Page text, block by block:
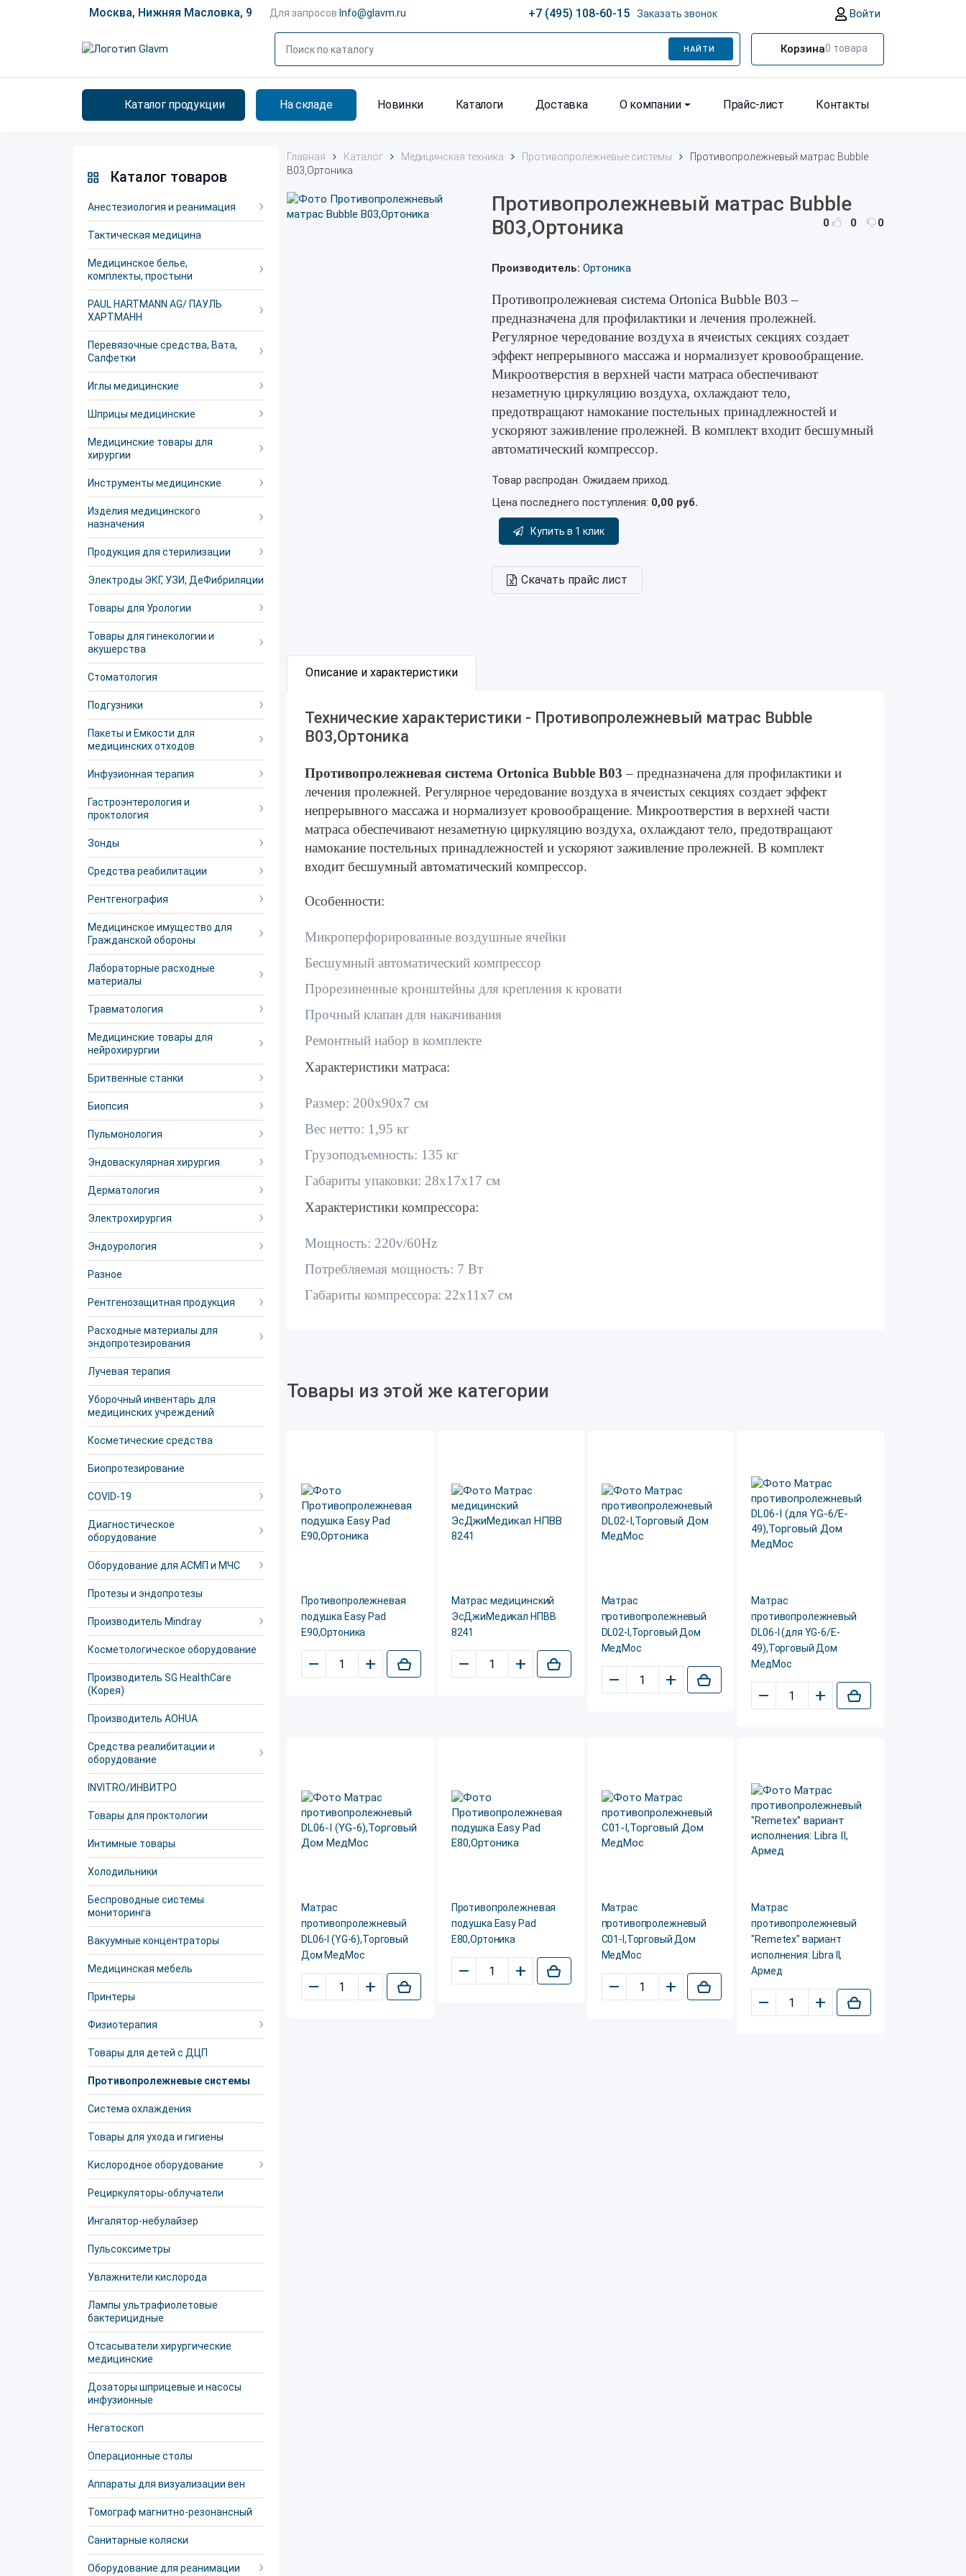
Москва, Нижняя Масловка, 9 Для запросов Info@glavm.ru +7 (495) 108-60-15 Заказать звонок Войти
НАЙТИ Корзина0 товара
Каталог продукции На складе Новинки Каталоги Доставка О компании Прайс-лист Контакты
Каталог товаров
Анестезиология и реанимация
Тактическая медицина
Медицинское белье,
комплекты, простыни
PAUL HARTMANN AG/ ПАУЛЬ
ХАРТМАНН
Перевязочные средства, Вата,
Салфетки
Иглы медицинские
Шприцы медицинские
Медицинские товары для
хирургии
Инструменты медицинские
Изделия медицинского
назначения
Продукция для стерилизации
Электроды ЭКГ, УЗИ, ДеФибриляции
Товары для Урологии
Товары для гинекологии и
акушерства
Стоматология
Подгузники
Пакеты и Емкости для
медицинских отходов
Инфузионная терапия
Гастроэнтерология и
проктология
Зонды
Средства реабилитации
Рентгенография
Медицинское имущество для
Гражданской обороны
Лабораторные расходные
материалы
Травматология
Медицинские товары для
нейрохирургии
Бритвенные станки
Биопсия
Пульмонология
Эндоваскулярная хирургия
Дерматология
Электрохирургия
Эндоурология
Разное
Рентгенозащитная продукция
Расходные материалы для
эндопротезирования
Лучевая терапия
Уборочный инвентарь для
медицинских учреждений
Косметические средства
Биопротезирование
COVID-19
Диагностическое
оборудование
Оборудование для АСМП и МЧС
Протезы и эндопротезы
Производитель Mindray
Косметологическое оборудование
Производитель SG HealthCare
(Корея)
Производитель AOHUA
Средства реалибитации и
оборудование
INVITRO/ИНВИТРО
Товары для проктологии
Интимные товары
Холодильники
Беспроводные системы
мониторинга
Вакуумные концентраторы
Медицинская мебель
Принтеры
Физиотерапия
Товары для детей с ДЦП
Противопролежневые системы
Система охлаждения
Товары для ухода и гигиены
Кислородное оборудование
Рециркуляторы-облучатели
Ингалятор-небулайзер
Пульсоксиметры
Увлажнители кислорода
Лампы ультрафиолетовые
бактерицидные
Отсасыватели хирургические
медицинские
Дозаторы шприцевые и насосы
инфузионные
Негатоскоп
Операционные столы
Аппараты для визуализации вен
Томограф магнитно-резонансный
Санитарные коляски
Оборудование для реанимации
Главная Каталог Медицинская техника Противопролежневые системы
Противопролежневый матрас Bubble
B03,Ортоника
Противопролежневый матрас Bubble
B03,Ортоника
0 0 0
Производитель: Ортоника
Противопролежневая система Ortonica Bubble B03 –
предназначена для профилактики и лечения пролежней.
Регулярное чередование воздуха в ячеистых секциях создает
эффект непрерывного массажа и нормализует кровообращение.
Микроотверстия в верхней части матраса обеспечивают
незаметную циркуляцию воздуха, охлаждают тело,
предотвращают намокание постельных принадлежностей и
ускоряют заживление пролежней. В комплект входит бесшумный
автоматический компрессор.
Товар распродан. Ожидаем приход.
Цена последнего поступления: 0,00 руб.
Купить в 1 клик
Скачать прайс лист
Описание и характеристики
Технические характеристики - Противопролежневый матрас Bubble
B03,Ортоника
Противопролежневая система Ortonica Bubble B03 – предназначена для профилактики и
лечения пролежней. Регулярное чередование воздуха в ячеистых секциях создает эффект
непрерывного массажа и нормализует кровообращение. Микроотверстия в верхней части
матраса обеспечивают незаметную циркуляцию воздуха, охлаждают тело, предотвращают
намокание постельных принадлежностей и ускоряют заживление пролежней. В комплект
входит бесшумный автоматический компрессор.
Особенности:
Микроперфорированные воздушные ячейки
Бесшумный автоматический компрессор
Прорезиненные кронштейны для крепления к кровати
Прочный клапан для накачивания
Ремонтный набор в комплекте
Характеристики матраса:
Размер: 200х90х7 см
Вес нетто: 1,95 кг
Грузоподъемность: 135 кг
Габариты упаковки: 28х17х17 см
Характеристики компрессора:
Мощность: 220v/60Hz
Потребляемая мощность: 7 Вт
Габариты компрессора: 22х11х7 см
Товары из этой же категории
Противопролежневая
подушка Easy Pad
E90,Ортоника
– +
Матрас медицинский
ЭсДжиМедикал НПВВ
8241
– +
Матрас
противопролежневый
DL02-I,Торговый Дом
МедМос
– +
Матрас
противопролежневый
DL06-I (для YG-6/E-
49),Торговый Дом
МедМос
– +
Матрас
противопролежневый
DL06-I (YG-6),Торговый
Дом МедМос
– +
Противопролежневая
подушка Easy Pad
E80,Ортоника
– +
Матрас
противопролежневый
C01-I,Торговый Дом
МедМос
– +
Матрас
противопролежневый
"Remetex" вариант
исполнения: Libra II,
Армед
– +